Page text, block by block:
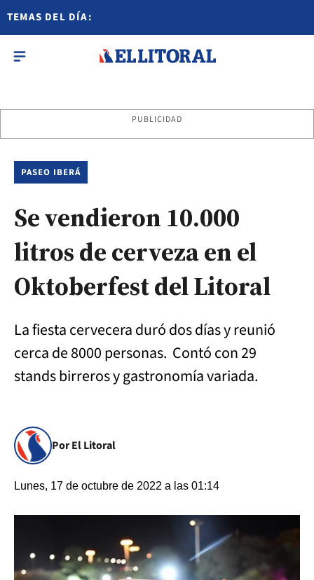
TEMAS DEL DÍA:
PUBLICIDAD
PASEO IBERÁ
Se vendieron 10.000
litros de cerveza en el
Oktoberfest del Litoral
La fiesta cervecera duró dos días y reunió
cerca de 8000 personas. Contó con 29
stands birreros y gastronomía variada.
Por El Litoral
Lunes, 17 de octubre de 2022 a las 01:14